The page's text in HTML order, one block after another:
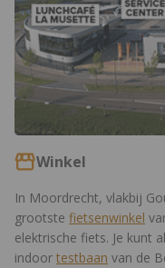
Winkel
In Moordrecht, vlakbij
grootste fietsenwinkel
elektrische fiets. Je kunt
indoor testbaan van de